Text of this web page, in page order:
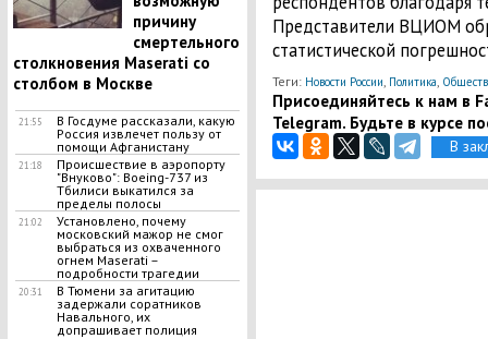
причину
смертельного
столкновения Maserati со
столбом в Москве
21:55
В Госдуме рассказали, какую
Россия извлечет пользу от
помощи Афганистану
21:18
Происшествие в аэропорту
"Внуково": Boeing-737 из
Тбилиси выкатился за
пределы полосы
21:02
Установлено, почему
московский мажор не смог
выбраться из охваченного
огнем Maserati –
подробности трагедии
20:31
В Тюмени за агитацию
задержали соратников
Навального, их
допрашивает полиция
Представители ВЦИОМ
статистической
Теги: Новости России, Политика,
Присоединяйтесь к нам в
Telegram. Будьте в курсе
В